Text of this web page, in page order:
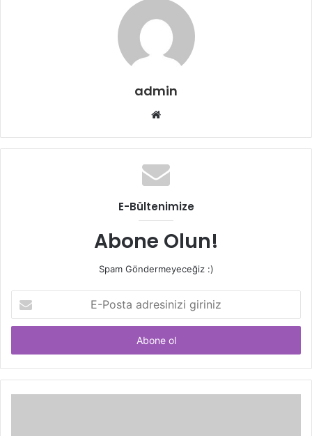
admin
Web
E-Bültenimize
Abone Olun!
Spam Göndermeyeceğiz :)
Posta
adresinizi